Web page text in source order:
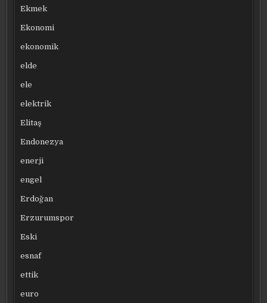
Ekmek
Ekonomi
ekonomik
elde
ele
elektrik
Elitaş
Endonezya
enerji
engel
Erdoğan
Erzurumspor
Eski
esnaf
ettik
euro